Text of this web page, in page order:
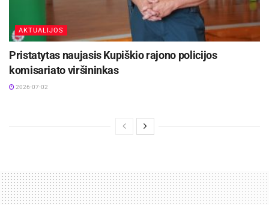
AKTUALIJOS
Pristatytas naujasis Kupiškio rajono policijos
komisariato viršininkas
2026-07-02